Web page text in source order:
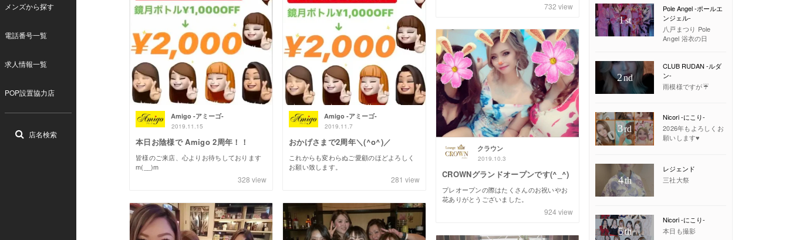
メンズから探す
電話番号一覧
求人情報一覧
POP設置協力店
店名検索
1st
Pole Angel -ポールエ
ンジェル-
八戸まつり Pole
Angel 浴衣の日
2nd
CLUB RUDAN -ルダ
ン-
雨模様ですが☔️
3rd
Nicori -にこり-
2026年もよろしくお
願いします♥
4th
レジェンド
三社大祭
5th
Nicori -にこり-
本日も撮影
Amigo -アミーゴ-
2019.11.15
本日お陰様で Amigo 2周年！！
皆様のご来店、心よりお待ちしております
m(__)m
328 view
Amigo -アミーゴ-
2019.11.7
おかげさまで2周年＼(^o^)／
これからも変わらぬご愛顧のほどよろしく
お願い致します。
281 view
732 view
クラウン
2019.10.3
CROWNグランドオープンです(^_^)
プレオープンの際はたくさんのお祝いやお
花ありがとうございました。
924 view